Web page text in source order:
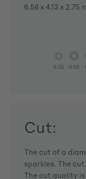
6.56 x 4.13 x 2.75
Cut:
The cut of a
sparkles. The
The cut quality